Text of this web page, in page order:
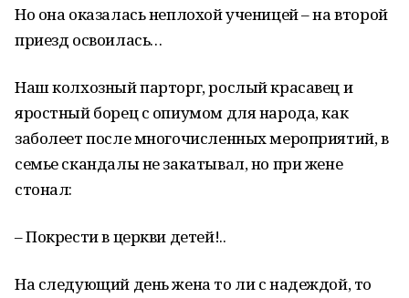
Но она оказалась неплохой ученицей – на второй
приезд освоилась…
Наш колхозный парторг, рослый красавец и
яростный борец с опиумом для народа, как
заболеет после многочисленных мероприятий, в
семье скандалы не закатывал, но при жене
стонал:
– Покрести в церкви детей!..
На следующий день жена то ли с надеждой, то